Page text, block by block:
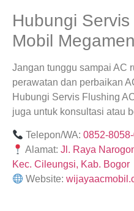
Hubungi
Mobil
Jangan tunggu sampai AC
perawatan dan perbaikan
Hubungi Servis Flushing
juga untuk konsultasi atau
Telepon/WA:0852-
Alamat:Jl. Raya
Kec. Cileungsi, Kab. Bogor
Website: